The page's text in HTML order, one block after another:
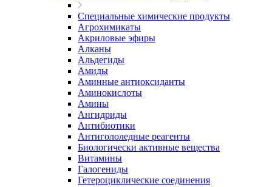
Специальные химические продукты
Агрохимикаты
Акриловые эфиры
Алканы
Альдегиды
Амиды
Аминные антиоксиданты
Аминокислоты
Амины
Ангидриды
Антибиотики
Антигололедные реагенты
Биологически активные вещества
Витамины
Галогениды
Гетероциклические соединения